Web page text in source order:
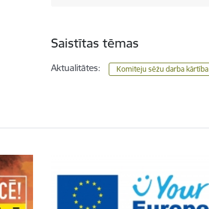
Saistītas tēmas
Aktualitātes: Komiteju sēžu darba kārtība